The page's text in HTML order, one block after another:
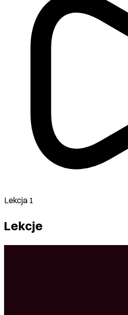
Lekcja 1
Lekcje